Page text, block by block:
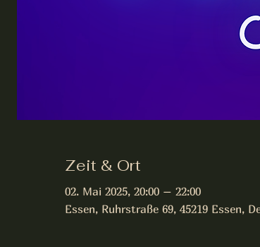
Zeit & Ort
02. Mai 2025, 20:00 – 22:00
Essen, Ruhrstraße 69, 45219 Essen,